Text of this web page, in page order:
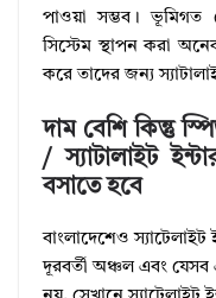
পাওয়া সম্ভব। ভূমিগত
সিস্টেম স্থাপন করা
করে তাদের জন্য
দাম বেশি কিন্তু
/ স্যাটালাইট
বসাতে হবে
বাংলাদেশেও স্যাটেলাইট
দূরবর্তী অঞ্চল এবং